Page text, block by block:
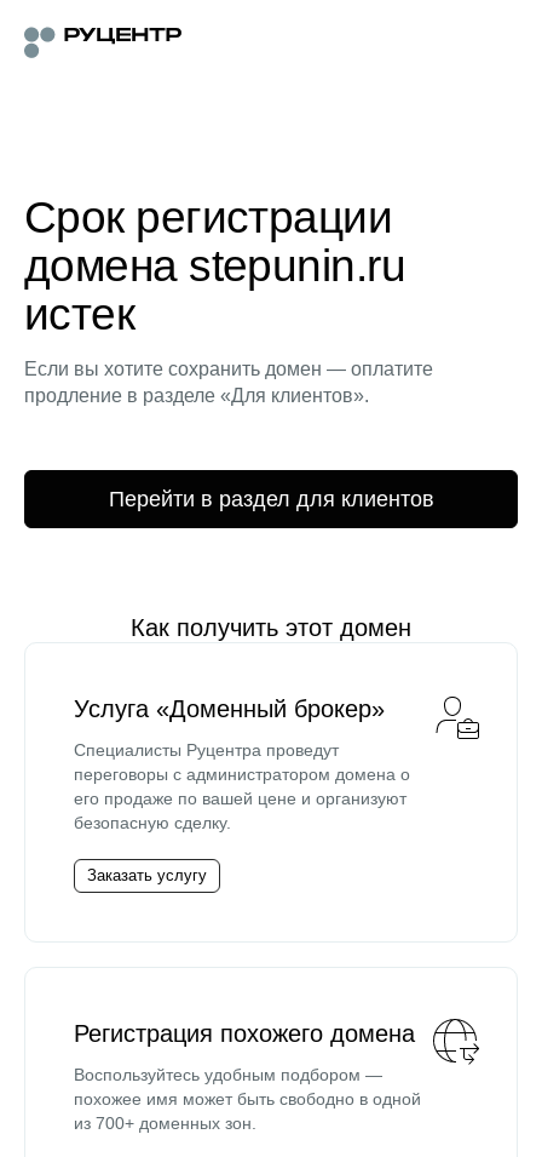
Срок регистрации
домена stepunin.ru
истек
Если вы хотите сохранить домен — оплатите
продление в разделе «Для клиентов».
Перейти в раздел для клиентов
Как получить этот домен
Услуга «Доменный брокер»
Специалисты Руцентра проведут
переговоры с администратором домена о
его продаже по вашей цене и организуют
безопасную сделку.
Заказать услугу
Регистрация похожего домена
Воспользуйтесь удобным подбором —
похожее имя может быть свободно в одной
из 700+ доменных зон.